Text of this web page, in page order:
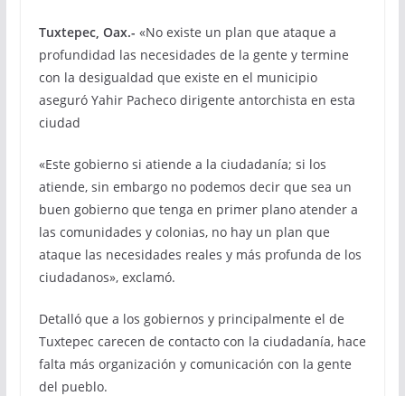
Tuxtepec, Oax.- «No existe un plan que ataque a
profundidad las necesidades de la gente y termine
con la desigualdad que existe en el municipio
aseguró Yahir Pacheco dirigente antorchista en esta
ciudad
«Este gobierno si atiende a la ciudadanía; si los
atiende, sin embargo no podemos decir que sea un
buen gobierno que tenga en primer plano atender a
las comunidades y colonias, no hay un plan que
ataque las necesidades reales y más profunda de los
ciudadanos», exclamó.
Detalló que a los gobiernos y principalmente el de
Tuxtepec carecen de contacto con la ciudadanía, hace
falta más organización y comunicación con la gente
del pueblo.